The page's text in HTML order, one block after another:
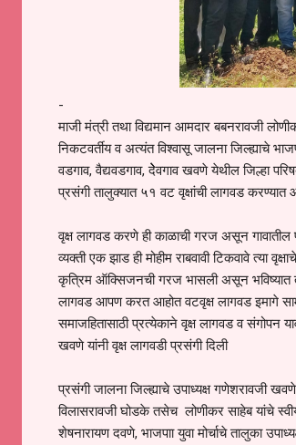
-
माजी मंत्री तथा विद्यमान आमदार बबनरावजी
निकटवर्तीय व अत्यंत विश्वासू जालना जिल्ह्याचे
वडगाव, वैद्यवडगाव, देेेवगाव खवणे येथील जिल्हा
प्रसंगी तालुक्यात ५१ वट वृक्षांची लागवड करण्यात
वृक्ष लागवड करणे ही काळाची गरज असून गावातील
व्यक्ती एक झाड ही मोहीम राबवावी टिकवावे त्या
कृत्रिम ऑक्सिजनची गरज भासली असून भविष्यात
लागवड आपण करत आहोत वटवृक्ष लागवड इमागे
समाजहितासाठी प्रत्येकाने वृक्ष लागवड व संगोपन
खवणे यांनी वृक्ष लागवडी प्रसंगी दिली
प्रसंगी जालना जिल्ह्याचे उपाध्यक्ष गणेशरावजी
विलासरावजी घोडके तसेच लोणीकर साहेब यांचे
शेषनारायण दवणे, भाजपाा युवा मोर्चाचे तालुका